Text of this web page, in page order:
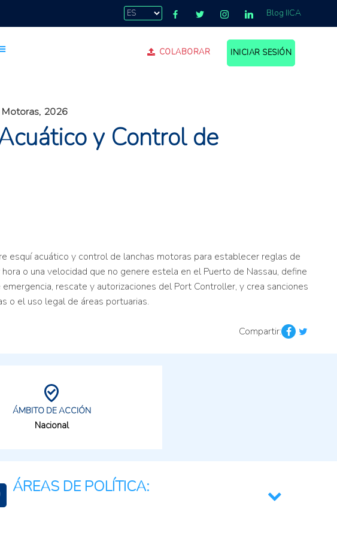
Blog IICA
COLABORAR INICIAR SESIÓN
Motoras, 2026
y Control de
esquí acuático y control de lanchas motoras para establecer reglas de
o una velocidad que no genere estela en el Puerto de Nassau, define
rescate y autorizaciones del Port Controller, y crea sanciones
o el uso legal de áreas portuarias.
Compartir:
ÁMBITO DE ACCIÓN
Nacional
ÁREAS DE POLÍTICA: